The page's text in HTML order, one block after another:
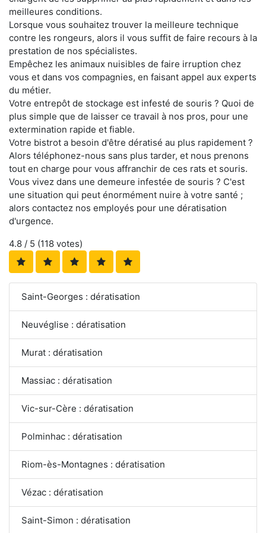
meilleures conditions.
Lorsque vous souhaitez trouver la meilleure technique
contre les rongeurs, alors il vous suffit de faire recours à la
prestation de nos spécialistes.
Empêchez les animaux nuisibles de faire irruption chez
vous et dans vos compagnies, en faisant appel aux experts
du métier.
Votre entrepôt de stockage est infesté de souris ? Quoi de
plus simple que de laisser ce travail à nos pros, pour une
extermination rapide et fiable.
Votre bistrot a besoin d'être dératisé au plus rapidement ?
Alors téléphonez-nous sans plus tarder, et nous prenons
tout en charge pour vous affranchir de ces rats et souris.
Vous vivez dans une demeure infestée de souris ? C'est
une situation qui peut énormément nuire à votre santé ;
alors contactez nos employés pour une dératisation
d'urgence.
4.8 / 5 (118 votes)
Saint-Georges : dératisation
Neuvéglise : dératisation
Murat : dératisation
Massiac : dératisation
Vic-sur-Cère : dératisation
Polminhac : dératisation
Riom-ès-Montagnes : dératisation
Vézac : dératisation
Saint-Simon : dératisation